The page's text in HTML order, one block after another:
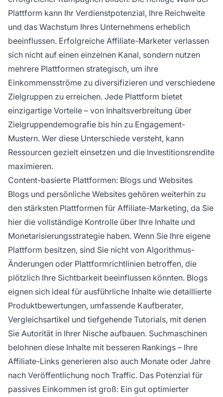
Plattform kann Ihr Verdienstpotenzial, Ihre Reichweite
und das Wachstum Ihres Unternehmens erheblich
beeinflussen. Erfolgreiche Affiliate-Marketer verlassen
sich nicht auf einen einzelnen Kanal, sondern nutzen
mehrere Plattformen strategisch, um ihre
Einkommensströme zu diversifizieren und verschiedene
Zielgruppen zu erreichen. Jede Plattform bietet
einzigartige Vorteile – von Inhaltsverbreitung über
Zielgruppendemografie bis hin zu Engagement-
Mustern. Wer diese Unterschiede versteht, kann
Ressourcen gezielt einsetzen und die Investitionsrendite
maximieren.
Content-basierte Plattformen: Blogs und Websites
Blogs und persönliche Websites gehören weiterhin zu
den stärksten Plattformen für Affiliate-Marketing, da Sie
hier die vollständige Kontrolle über Ihre Inhalte und
Monetarisierungsstrategie haben. Wenn Sie Ihre eigene
Plattform besitzen, sind Sie nicht von Algorithmus-
Änderungen oder Plattformrichtlinien betroffen, die
plötzlich Ihre Sichtbarkeit beeinflussen könnten. Blogs
eignen sich ideal für ausführliche Inhalte wie detaillierte
Produktbewertungen, umfassende Kaufberater,
Vergleichsartikel und tiefgehende Tutorials, mit denen
Sie Autorität in Ihrer Nische aufbauen. Suchmaschinen
belohnen diese Inhalte mit besseren Rankings – Ihre
Affiliate-Links generieren also auch Monate oder Jahre
nach Veröffentlichung noch Traffic. Das Potenzial für
passives Einkommen ist groß: Ein gut optimierter